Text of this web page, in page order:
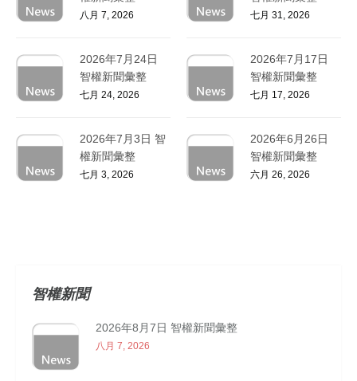
八月 7, 2026 七月 31, 2026
2026年7月24日
智權新聞彙整
七月 24, 2026
2026年7月17日
智權新聞彙整
七月 17, 2026
2026年7月3日 智
權新聞彙整
七月 3, 2026
2026年6月26日
智權新聞彙整
六月 26, 2026
智權新聞
2026年8月7日 智權新聞彙整
八月 7, 2026